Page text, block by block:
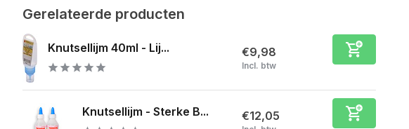
Gerelateerde producten
Knutsellijm 40ml - Lij... €9,98
Incl. btw
Knutsellijm - Sterke B... €12,05